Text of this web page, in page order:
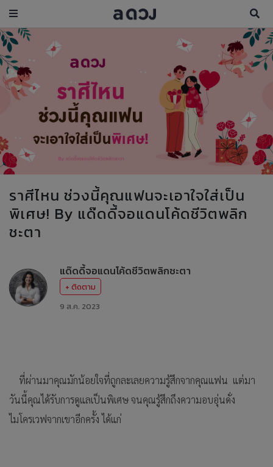
ราศีไหน ช่วงนี้คุณแฟนจะเอาใจใส่เป็น
พิเศษ! By แด๊ดดี้จอแดนโค้ดชีวิตพลิก
ชะตา
แด๊ดดี้จอแดนโค้ดชีวิตพลิกชะตา
+ ติดตาม
9 ส.ค. 2023
ที่ผ่านมาคุณมักน้อยใจที่ถูกละเลยความรู้สึกจากคุณแฟน แต่มา
วันนี้คุณได้รับการดูแลเป็นพิเศษ จนคุณรู้สึกถึงความอบอุ่นดั่ง
ไมโครเวฟจากเขาอีกครั้ง ได้แก่